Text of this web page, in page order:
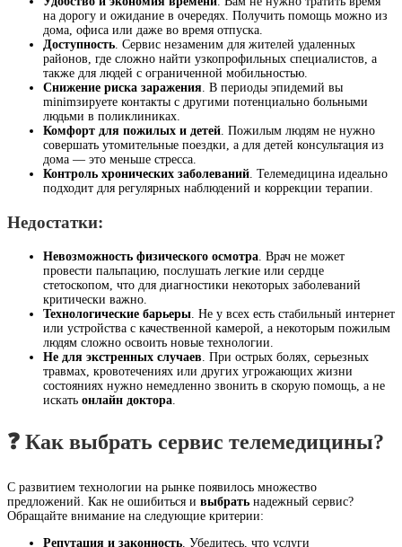
на дорогу и ожидание в очередях. Получить помощь можно из
дома, офиса или даже во время отпуска.
Доступность. Сервис незаменим для жителей удаленных
районов, где сложно найти узкопрофильных специалистов, а
также для людей с ограниченной мобильностью.
Снижение риска заражения. В периоды эпидемий вы
minimзируете контакты с другими потенциально больными
людьми в поликлиниках.
Комфорт для пожилых и детей. Пожилым людям не нужно
совершать утомительные поездки, а для детей консультация из
дома — это меньше стресса.
Контроль хронических заболеваний. Телемедицина идеально
подходит для регулярных наблюдений и коррекции терапии.
Недостатки:
Невозможность физического осмотра. Врач не может
провести пальпацию, послушать легкие или сердце
стетоскопом, что для диагностики некоторых заболеваний
критически важно.
Технологические барьеры. Не у всех есть стабильный интернет
или устройства с качественной камерой, а некоторым пожилым
людям сложно освоить новые технологии.
Не для экстренных случаев. При острых болях, серьезных
травмах, кровотечениях или других угрожающих жизни
состояниях нужно немедленно звонить в скорую помощь, а не
искать онлайн доктора.
❓ Как выбрать сервис телемедицины?
С развитием технологии на рынке появилось множество
предложений. Как не ошибиться и выбрать надежный сервис?
Обращайте внимание на следующие критерии:
Репутация и законность . Убедитесь, что услуги